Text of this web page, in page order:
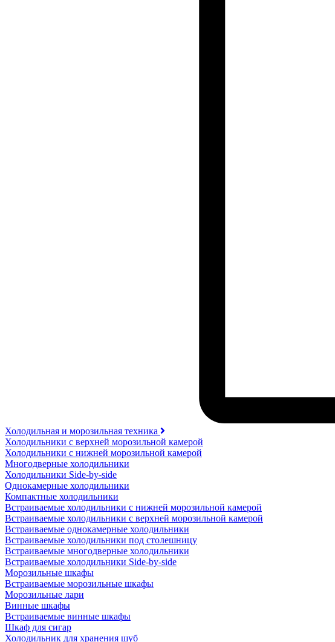
Холодильная и морозильная техника
Холодильники с верхней морозильной камерой
Холодильники с нижней морозильной камерой
Многодверные холодильники
Холодильники Side-by-side
Однокамерные холодильники
Компактные холодильники
Встраиваемые холодильники с нижней морозильной камерой
Встраиваемые холодильники с верхней морозильной камерой
Встраиваемые однокамерные холодильники
Встраиваемые холодильники под столешницу
Встраиваемые многодверные холодильники
Встраиваемые холодильники Side-by-side
Морозильные шкафы
Встраиваемые морозильные шкафы
Морозильные лари
Винные шкафы
Встраиваемые винные шкафы
Шкаф для сигар
Холодильник для хранения шуб